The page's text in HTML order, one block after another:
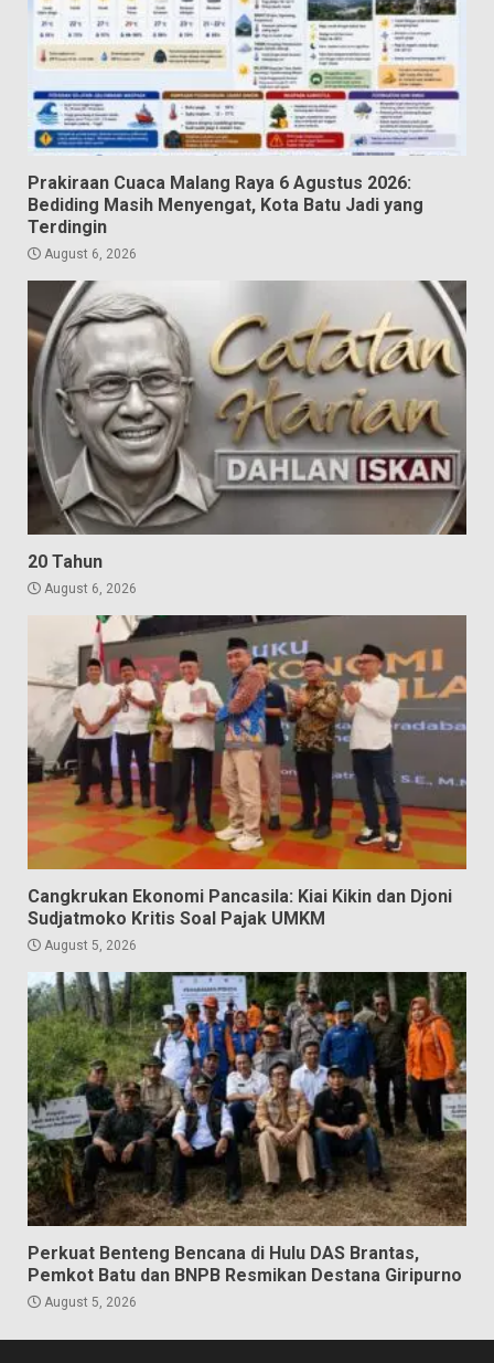
Prakiraan Cuaca Malang Raya 6 Agustus 2026:
Bediding Masih Menyengat, Kota Batu Jadi yang
Terdingin
August 6, 2026
20 Tahun
August 6, 2026
Cangkrukan Ekonomi Pancasila: Kiai Kikin dan Djoni
Sudjatmoko Kritis Soal Pajak UMKM
August 5, 2026
Perkuat Benteng Bencana di Hulu DAS Brantas,
Pemkot Batu dan BNPB Resmikan Destana Giripurno
August 5, 2026